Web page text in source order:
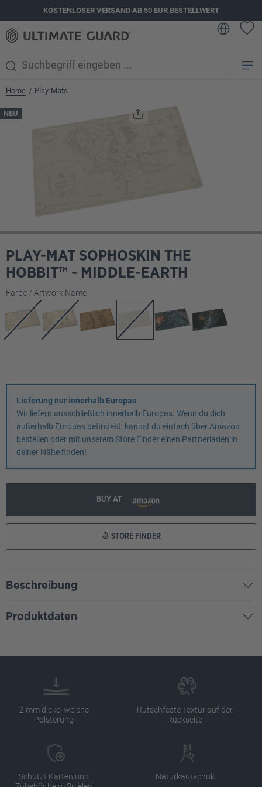
springenKOSTENLOSER VERSAND AB 50 EUR BESTELLWERT
Home / Play-Mats
NEU
Bildergalerie überspringen
PLAY-MAT SOPHOSKIN THE
HOBBIT™ - MIDDLE-EARTH
Farbe / Artwork Nameauswählen
Lieferung nur innerhalb Europas
Wir liefern ausschließlich innerhalb Europas. Wenn du dich
außerhalb Europas befindest, kannst du einfach über Amazon
bestellen oder mit unserem Store Finder einen Partnerladen in
deiner Nähe finden!
BUY AT
STORE FINDER
Beschreibung
Produktdaten
2 mm dicke, weiche
Polsterung
Rutschfeste Textur auf der
Rückseite
Schützt Karten und
Naturkautschuk